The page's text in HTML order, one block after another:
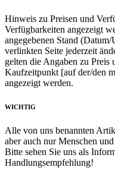
Hinweis zu Preisen und
Verfügbarkeiten angezeigt
angegebenen Stand
verlinkten Seite jederzeit
gelten die Angaben zu
Kaufzeitpunkt [auf der/den
angezeigt werden.
WICHTIG
Alle von uns benannten
aber auch nur Menschen
Bitte sehen Sie uns als
Handlungsempfehlung!